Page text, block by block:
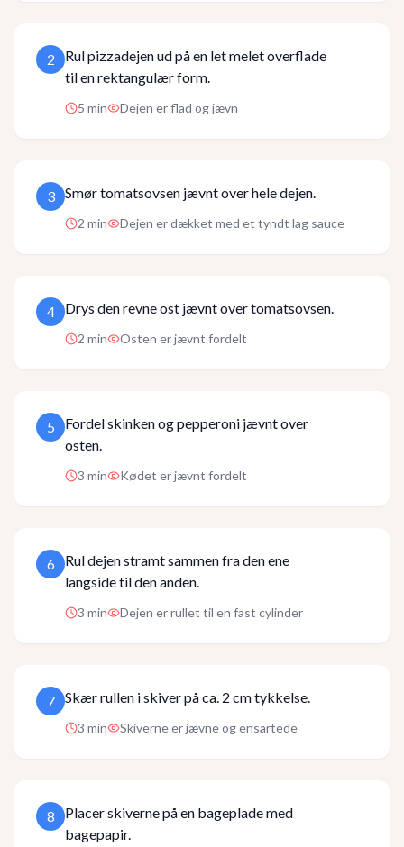
2
Rul pizzadejen ud på en let melet overflade
til en rektangulær form.
5 min Dejen er flad og jævn
3 Smør tomatsovsen jævnt over hele dejen.
2 min Dejen er dækket med et tyndt lag sauce
4 Drys den revne ost jævnt over tomatsovsen.
2 min Osten er jævnt fordelt
5
Fordel skinken og pepperoni jævnt over
osten.
3 min Kødet er jævnt fordelt
6
Rul dejen stramt sammen fra den ene
langside til den anden.
3 min Dejen er rullet til en fast cylinder
7 Skær rullen i skiver på ca. 2 cm tykkelse.
3 min Skiverne er jævne og ensartede
8
Placer skiverne på en bageplade med
bagepapir.